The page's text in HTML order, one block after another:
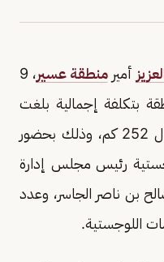
أمير منطقة عسير
، 9
بتكلفة إجمالية بلغت
473 مليون ريال، وبإجمالي أطوال 252 كم، وذلك بحضور
رئيس مجلس إدارة
بن ناصر الجاسر، وعدد
اللوجستية.